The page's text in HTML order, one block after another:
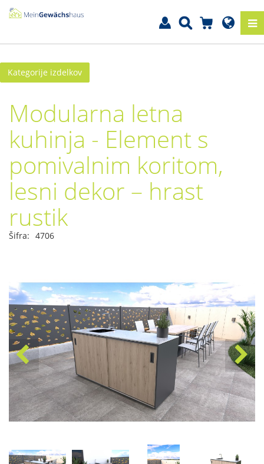
Kategorije izdelkov
Modularna letna
kuhinja - Element s
pomivalnim koritom,
lesni dekor – hrast
rustik
Šifra: 4706